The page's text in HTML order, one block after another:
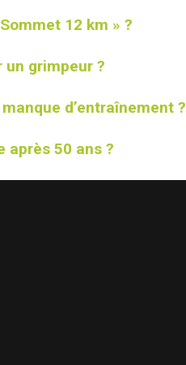
12 km » ?
grimpeur ?
d’entraînement ?
après 50 ans ?